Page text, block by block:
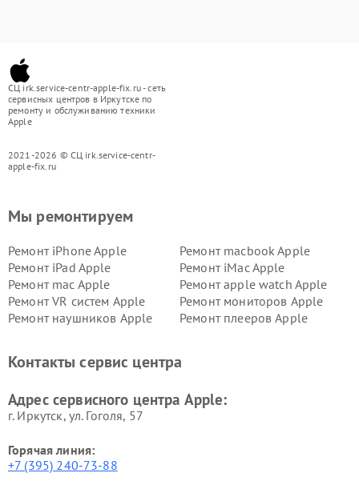
СЦ irk.service-centr-apple-fix.ru - сеть
сервисных центров в Иркутске по
ремонту и обслуживанию техники
Apple
2021-2026 © СЦ irk.service-centr-
apple-fix.ru
Мы ремонтируем
Ремонт iPhone Apple
Ремонт macbook Apple
Ремонт iPad Apple
Ремонт iMac Apple
Ремонт mac Apple
Ремонт apple watch Apple
Ремонт VR систем Apple
Ремонт мониторов Apple
Ремонт наушников Apple
Ремонт плееров Apple
Контакты сервис центра
Адрес сервисного центра Apple:
г. Иркутск, ул. ​Гоголя, 57
Горячая линия:
+7 (395) 240-73-88